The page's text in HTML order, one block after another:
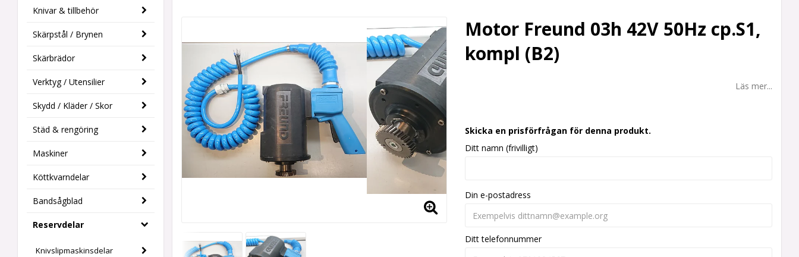
Knivar & tillbehör
Skärpstål / Brynen
Skärbrädor
Verktyg / Utensilier
Skydd / Kläder / Skor
Städ & rengöring
Maskiner
Köttkvarndelar
Bandsågblad
Reservdelar
Knivslipmaskinsdelar
Motor Freund 03h 42V 50Hz cp.S1,
kompl (B2)
Läs mer...
Skicka en prisförfrågan för denna produkt.
Ditt namn (frivilligt)
Din e-postadress
Ditt telefonnummer